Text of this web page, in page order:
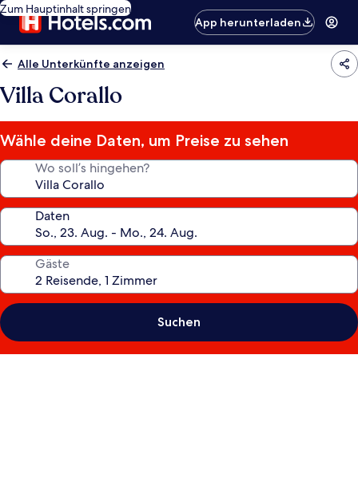
Zum Hauptinhalt springen
App herunterladen
Alle Unterkünfte anzeigen
Villa Corallo
Wähle deine Daten, um Preise zu sehen
Wo soll’s hingehen?
Daten
Gäste
Suchen